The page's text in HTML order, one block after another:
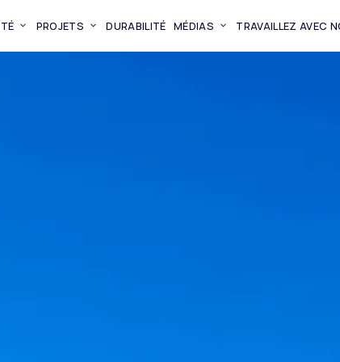
PROJETS DURABILITÉ MÉDIAS TRAVAILLEZ AVEC